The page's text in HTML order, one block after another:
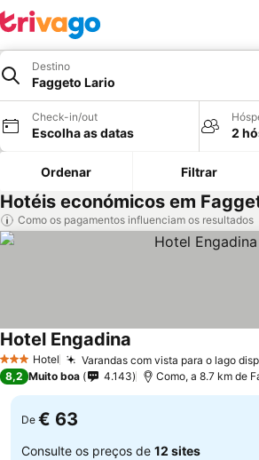
Destino
Faggeto Lario
Check-in/out
Escolha as datas 2
Ordenar Filtrar
Hotéis económicos em
Como os pagamentos influenciam os resultados
3 EstrelasHotel Varandas com vista para o lago
Hotel Engadina
8,2 Muito boa 4.143 Como, a 8.7 km de
De € 63
Consulte os preços de 12 sites